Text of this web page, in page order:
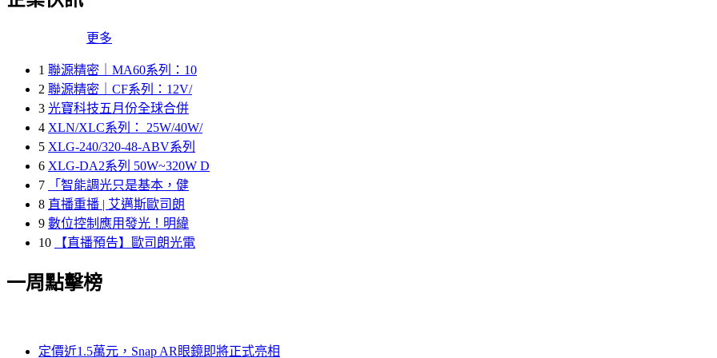
更多
1 聯源精密｜MA60系列：10
2 聯源精密｜CF系列：12V/
3 光寶科技五月份全球合併
4 XLN/XLC系列： 25W/40W/
5 XLG-240/320-48-ABV系列
6 XLG-DA2系列 50W~320W D
7
「智能調光只是基本，健
8 直播重播 | 艾邁斯歐司朗
9 數位控制應用發光！明緯
10
【直播預告】歐司朗光電
一周點擊榜
定價近1.5萬元，Snap AR眼鏡即將正式亮相